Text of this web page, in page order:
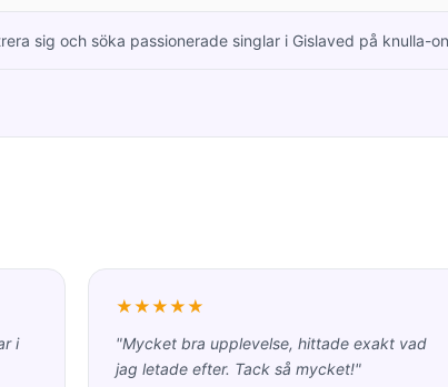
sig och söka passionerade singlar i Gislaved på knulla-
i
★★★★★
"Mycket bra upplevelse, hittade exakt vad
jag letade efter. Tack så mycket!"